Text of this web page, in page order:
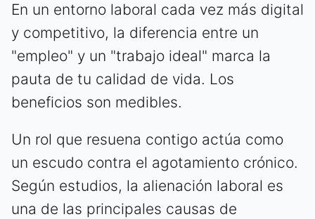
En un entorno laboral cada vez más digital
y competitivo, la diferencia entre un
"empleo" y un "trabajo ideal" marca la
pauta de tu calidad de vida. Los
beneficios son medibles.
Un rol que resuena contigo actúa como
un escudo contra el agotamiento crónico.
Según estudios, la alienación laboral es
una de las principales causas de